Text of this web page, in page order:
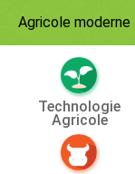
Agricole moderne
Technologie
Agricole